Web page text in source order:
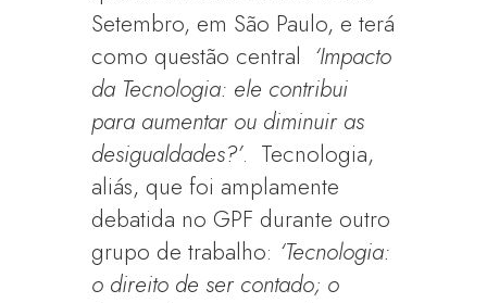
Setembro, em São Paulo, e terá
como questão central ‘Impacto
da Tecnologia: ele contribui
para aumentar ou diminuir as
desigualdades?’. Tecnologia,
aliás, que foi amplamente
debatida no GPF durante outro
grupo de trabalho: ‘Tecnologia:
o direito de ser contado; o